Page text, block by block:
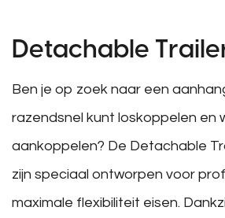
Detachable
Ben je op zoek naar een
razendsnel kunt loskoppelen en
aankoppelen? De Detachable
zijn speciaal ontworpen voor
maximale flexibiliteit eisen.